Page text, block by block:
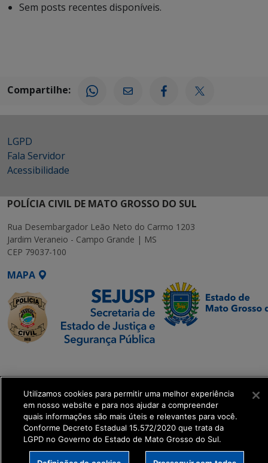
Sem posts recentes disponíveis.
Compartilhe:
LGPD
Fala Servidor
Acessibilidade
POLÍCIA CIVIL DE MATO GROSSO DO SUL
Rua Desembargador Leão Neto do Carmo 1203
Jardim Veraneio - Campo Grande | MS
CEP 79037-100
MAPA
Executiva de
Transformação Digital
get_footer();
Utilizamos cookies para permitir uma melhor experiência
em nosso website e para nos ajudar a compreender
quais informações são mais úteis e relevantes para você.
Conforme Decreto Estadual 15.572/2020 que trata da
LGPD no Governo do Estado de Mato Grosso do Sul.